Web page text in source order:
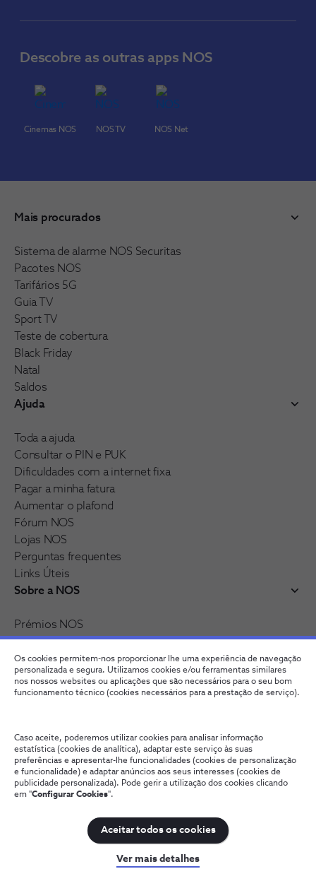
Os cookies permitem-nos proporcionar lhe uma experiência de navegação
personalizada e segura. Utilizamos cookies e/ou ferramentas similares
nos nossos websites ou aplicações que são necessários para o seu bom
funcionamento técnico (cookies necessários para a prestação de serviço).
Caso aceite, poderemos utilizar cookies para analisar informação
estatística (cookies de analítica), adaptar este serviço às suas
preferências e apresentar-lhe funcionalidades (cookies de personalização
e funcionalidade) e adaptar anúncios aos seus interesses (cookies de
publicidade personalizada). Pode gerir a utilização dos cookies clicando
em "Configurar Cookies".
Aceitar todos os cookies
Ver mais detalhes
Descobre as outras apps NOS
Cinemas NOS NOS TV NOS Net
Mais procurados
Sistema de alarme NOS Securitas
Pacotes NOS
Tarifários 5G
Guia TV
Sport TV
Teste de cobertura
Black Friday
Natal
Saldos
Ajuda
Toda a ajuda
Consultar o PIN e PUK
Dificuldades com a internet fixa
Pagar a minha fatura
Aumentar o plafond
Fórum NOS
Lojas NOS
Perguntas frequentes
Links Úteis
Sobre a NOS
Prémios NOS
Reconhecimentos e distinções
Recrutamento
Fale connoscoPolítica de Privacidade
Provedoria Cliente